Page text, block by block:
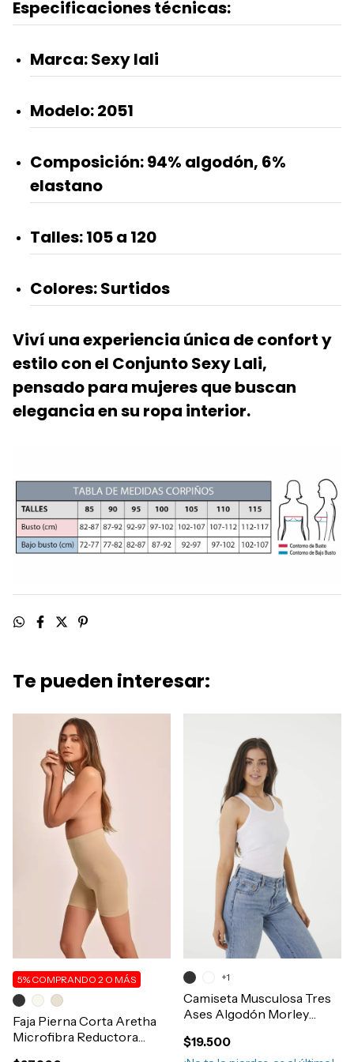
Especificaciones técnicas:
Marca:Sexy lali
Modelo:2051
Composición:94% algodón, 6%
elastano
Talles:105 a 120
Colores:Surtidos
Viví una experiencia única de confort y
estilo con el Conjunto Sexy Lali,
pensado para mujeres que buscan
elegancia en su ropa interior.
Te pueden interesar:
Faja Pierna Corta Aretha
Microfibra Reductora
5% COMPRANDO 2 O MÁS
Camiseta Musculosa Tres
Ases Algodón Morley
$19.500
+1